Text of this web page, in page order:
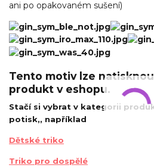
ani po opakovaném sušení)
Tento motiv lze
produkt v eshopu.
Stačí si vybrat v kategorii
potisk,, například
Dětské triko
Triko pro dospělé